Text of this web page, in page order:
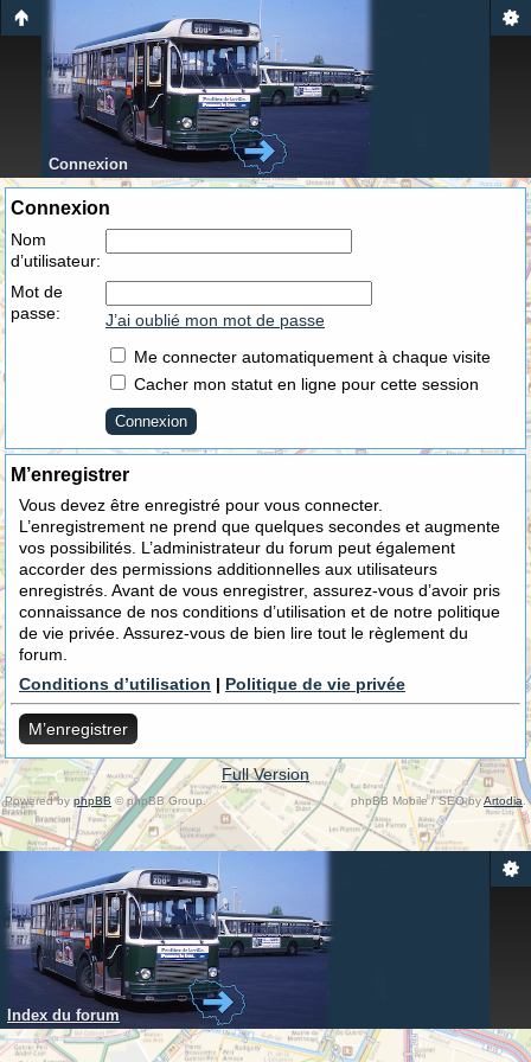
Connexion
Connexion
Nom
d’utilisateur:
Mot de
passe:
J’ai oublié mon mot de passe
Me connecter automatiquement à chaque visite
Cacher mon statut en ligne pour cette session
M’enregistrer
Vous devez être enregistré pour vous connecter.
L’enregistrement ne prend que quelques secondes et augmente
vos possibilités. L’administrateur du forum peut également
accorder des permissions additionnelles aux utilisateurs
enregistrés. Avant de vous enregistrer, assurez-vous d’avoir pris
connaissance de nos conditions d’utilisation et de notre politique
de vie privée. Assurez-vous de bien lire tout le règlement du
forum.
Conditions d’utilisation | Politique de vie privée
M’enregistrer
Full Version
Powered byphpBB © phpBB Group. phpBB Mobile / SEO byArtodia .
Index du forum